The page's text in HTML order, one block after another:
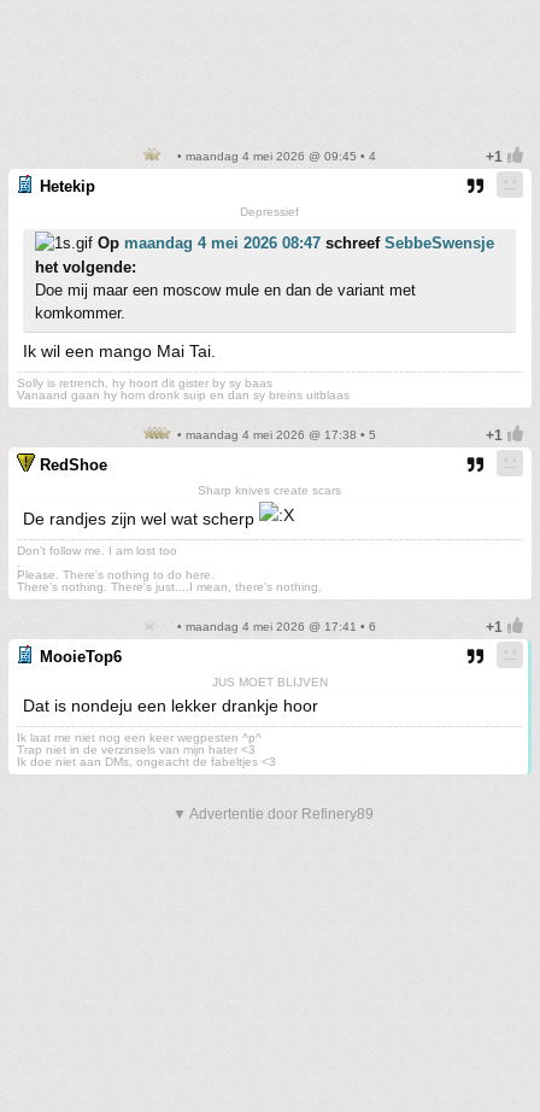
• maandag 4 mei 2026 @ 09:45 • 4
Hetekip
Depressief
Op maandag 4 mei 2026 08:47 schreef SebbeSwensje
het volgende:
Doe mij maar een moscow mule en dan de variant met
komkommer.
Ik wil een mango Mai Tai.
Solly is retrench, hy hoort dit gister by sy baas
Vanaand gaan hy hom dronk suip en dan sy breins uitblaas
• maandag 4 mei 2026 @ 17:38 • 5
RedShoe
Sharp knives create scars
De randjes zijn wel wat scherp
Don't follow me. I am lost too
Please. There's nothing to do here.
There's nothing. There's just....I mean, there's nothing.
• maandag 4 mei 2026 @ 17:41 • 6
MooieTop6
JUS MOET BLIJVEN
Dat is nondeju een lekker drankje hoor
Ik laat me niet nog een keer wegpesten ^p^
Trap niet in de verzinsels van mijn hater <3
Ik doe niet aan DMs, ongeacht de fabeltjes <3
▼ Advertentie door Refinery89